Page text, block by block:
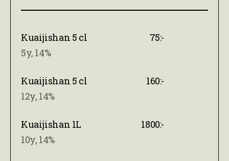
Kuaijishan 5 cl
75:-
5y, 14%
Kuaijishan 5 cl
160:-
12y, 14%
Kuaijishan 1L
1800:-
10y, 14%